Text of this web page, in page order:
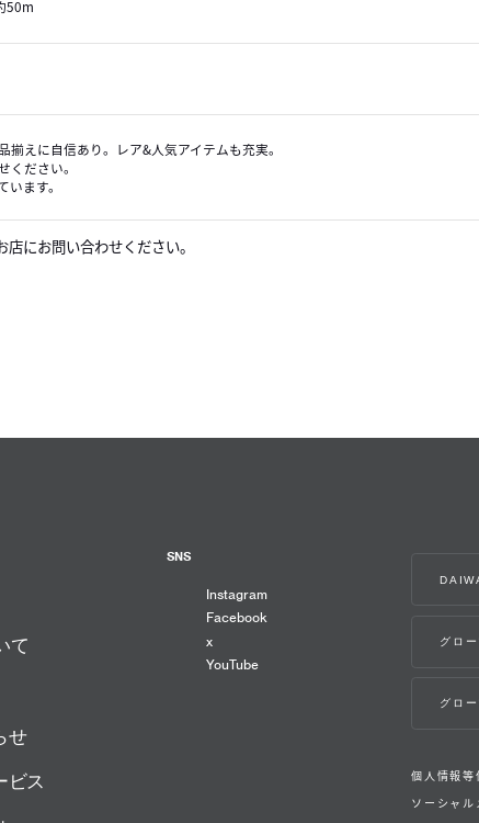
50m
えに自信あり。レア&人気アイテムも充実。
ください。
ます。
て
せ
ビス
個人情報等
ソーシャル
SNS
Instagram
Facebook
x
YouTube
グロ
グロ